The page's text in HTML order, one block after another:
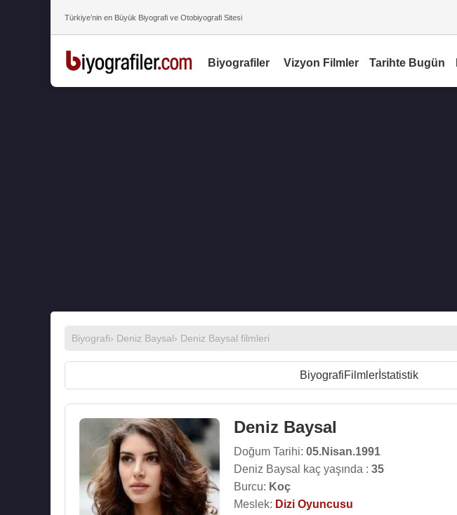
Türkiye’nin en Büyük Biyografi ve Otobiyografi Sitesi
Biyografiler Vizyon Filmler Tarihte Bugün
Biyografi› Deniz Baysal› Deniz Baysal filmleri
BiyografiFilmlerİstatistik
Deniz Baysal
Doğum Tarihi: 05.Nisan.1991
Deniz Baysal kaç yaşında : 35
Burcu: Koç
Meslek: Dizi Oyuncusu